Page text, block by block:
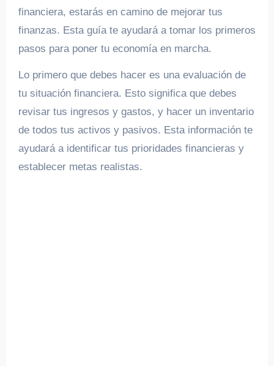
financiera, estarás en camino de mejorar tus
finanzas. Esta guía te ayudará a tomar los primeros
pasos para poner tu economía en marcha.
Lo primero que debes hacer es una evaluación de
tu situación financiera. Esto significa que debes
revisar tus ingresos y gastos, y hacer un inventario
de todos tus activos y pasivos. Esta información te
ayudará a identificar tus prioridades financieras y
establecer metas realistas.